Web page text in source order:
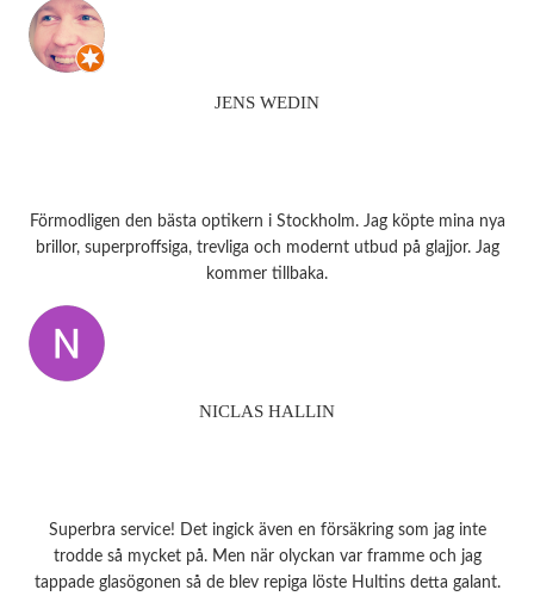
JENS WEDIN
Förmodligen den bästa optikern i Stockholm. Jag köpte mina nya
brillor, superproffsiga, trevliga och modernt utbud på glajjor. Jag
kommer tillbaka.
NICLAS HALLIN
Superbra service! Det ingick även en försäkring som jag inte
trodde så mycket på. Men när olyckan var framme och jag
tappade glasögonen så de blev repiga löste Hultins detta galant.